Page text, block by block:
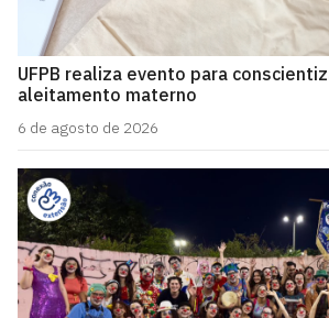
UFPB realiza evento para
aleitamento materno
6 de agosto de 2026